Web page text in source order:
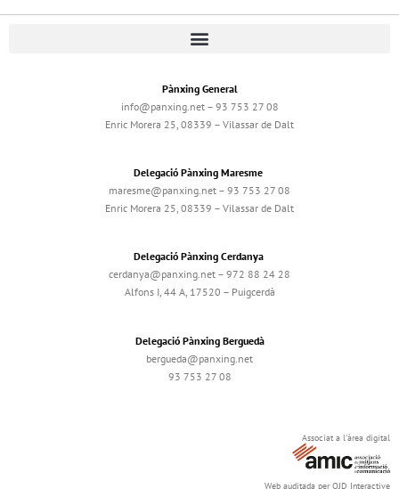
Pànxing General
info@panxing.net – 93 753 27 08
Enric Morera 25, 08339 – Vilassar de Dalt
Delegació Pànxing Maresme
maresme@panxing.net – 93 753 27 08
Enric Morera 25, 08339 – Vilassar de Dalt
Delegació Pànxing Cerdanya
cerdanya@panxing.net – 972 88 24 28
Alfons I, 44 A, 17520 – Puigcerdà
Delegació Pànxing Berguedà
bergueda@panxing.net
93 753 27 08
Associat a l'àrea digital
Web auditada per OJD Interactive